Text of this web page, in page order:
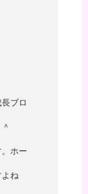
ブロ
ホー
よね